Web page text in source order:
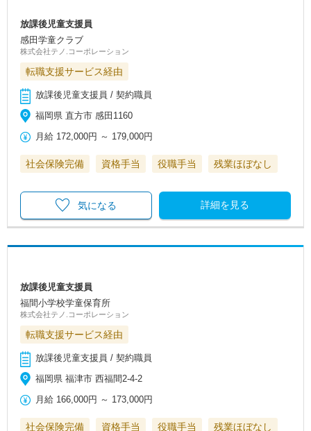
放課後児童支援員
感田学童クラブ
株式会社テノ.コーポレーション
転職支援サービス経由
放課後児童支援員 / 契約職員
福岡県 直方市 感田1160
月給 172,000円 ～ 179,000円
社会保険完備 資格手当 役職手当 残業ほぼなし
詳細を見る
気になる
放課後児童支援員
福間小学校学童保育所
株式会社テノ.コーポレーション
転職支援サービス経由
放課後児童支援員 / 契約職員
福岡県 福津市 西福間2-4-2
月給 166,000円 ～ 173,000円
社会保険完備 資格手当 役職手当 残業ほぼなし